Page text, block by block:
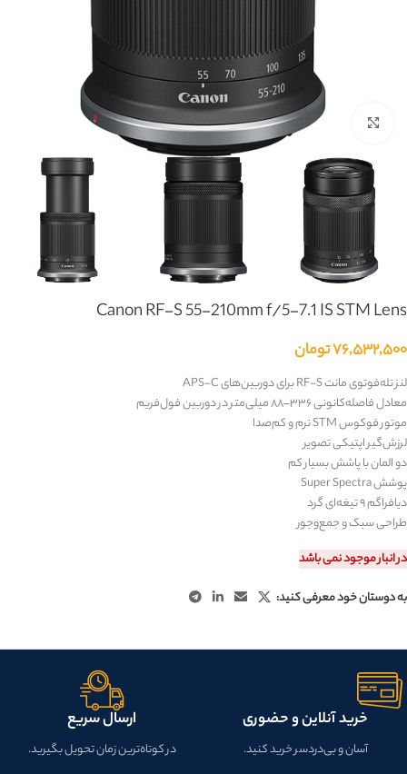
بزرگنمایی تصویر
Canon RF-S 55-210mm f/5-7.1 IS STM Lens
۷۶,۵۳۲,۵۰۰تومان
لنز تله‌فوتوی مانتRF-Sبرای دوربین‌هایAPS-C
معادل فاصله‌کانونی ۳۳۶–۸۸ میلی‌متر در دوربین فول‌فریم
موتور فوکوسSTMنرم و کم‌صدا
لرزش‌گیر اپتیکی تصویر
دو المان با پاشش بسیار کم
پوششSuper Spectra
دیافراگم ۹ تیغه‌ای گرد
طراحی سبک و جمع‌وجور
در انبار موجود نمی باشد
به دوستان خود معرفی کنید:
خرید آنلاین و حضوری
آسان و بی‌دردسر خرید کنید.
ارسال سریع
در کوتاه‌ترین زمان تحویل بگیرید.